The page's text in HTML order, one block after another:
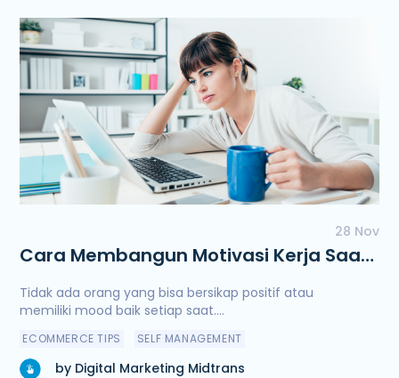
28 Nov
Cara Membangun Motivasi Kerja Saat
Mood Sedang Menurun
Tidak ada orang yang bisa bersikap positif atau
memiliki mood baik setiap saat....
ECOMMERCE TIPS SELF MANAGEMENT
by Digital Marketing Midtrans